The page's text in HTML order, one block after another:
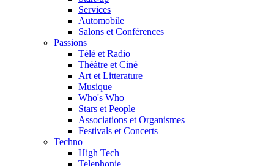
Services
Automobile
Salons et Conférences
Passions
Télé et Radio
Théàtre et Ciné
Art et Litterature
Musique
Who's Who
Stars et People
Associations et Organismes
Festivals et Concerts
Techno
High Tech
Telephonie